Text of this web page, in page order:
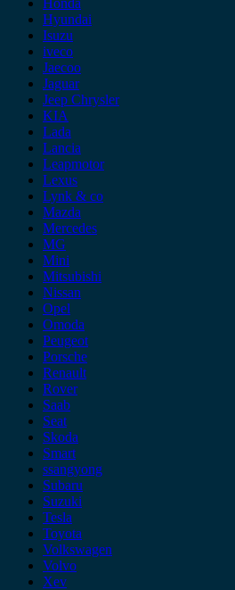
Hyundai
Isuzu
iveco
Jaecoo
Jaguar
Jeep Chrysler
KIA
Lada
Lancia
Leapmotor
Lexus
Lynk & co
Mazda
Mercedes
MG
Mini
Mitsubishi
Nissan
Opel
Omoda
Peugeot
Porsche
Renault
Rover
Saab
Seat
Skoda
Smart
ssangyong
Subaru
Suzuki
Tesla
Toyota
Volkswagen
Volvo
Xev